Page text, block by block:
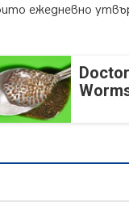
ежедневно